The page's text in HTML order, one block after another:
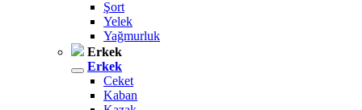
Şort
Yelek
Yağmurluk
Erkek
Erkek
Ceket
Kaban